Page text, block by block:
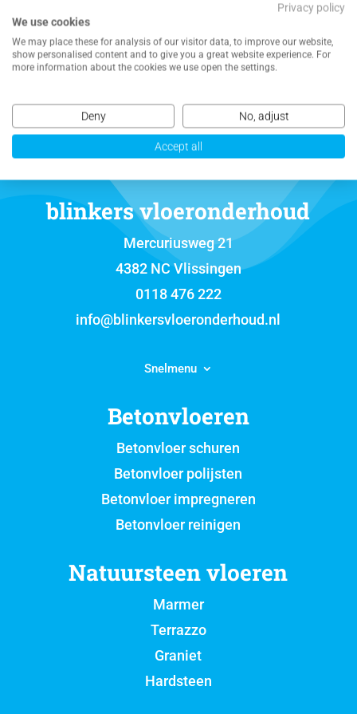
VRIJBLIJVENDE OFFERTE
blinkers vloeronderhoud
Mercuriusweg 21
4382 NC Vlissingen
0118 476 222
info@blinkersvloeronderhoud.nl
Snelmenu
Betonvloeren
Betonvloer schuren
Betonvloer polijsten
Betonvloer impregneren
Betonvloer reinigen
Natuursteen vloeren
Marmer
Terrazzo
Graniet
Hardsteen
Privacy policy
We use cookies
We may place these for analysis of our visitor data, to improve our website,
show personalised content and to give you a great website experience. For
more information about the cookies we use open the settings.
Deny No, adjust
Accept all